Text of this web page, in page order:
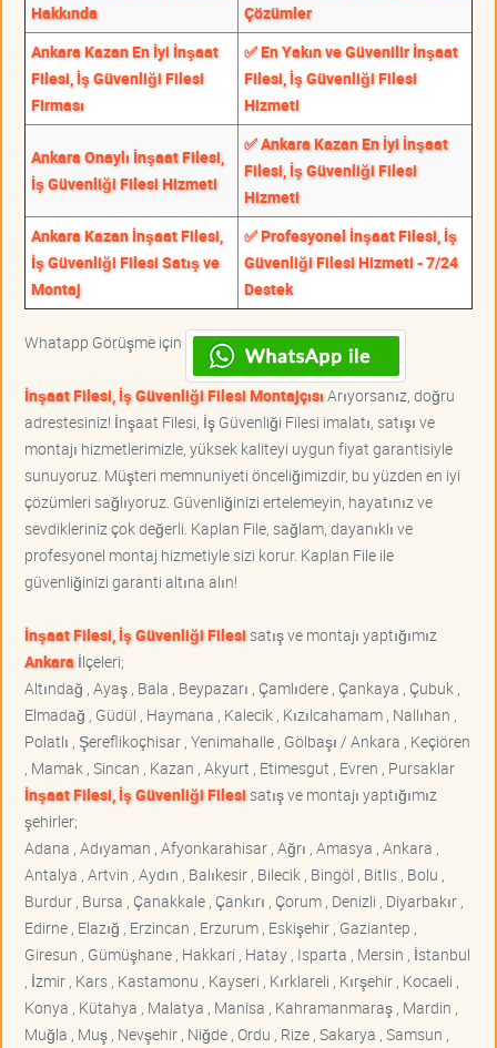
Hakkında
Çözümler
Ankara Kazan En İyi İnşaat
Filesi, İş Güvenliği Filesi
Firması
✅ En Yakın ve Güvenilir İnşaat
Filesi, İş Güvenliği Filesi
Hizmeti
Ankara Onaylı İnşaat Filesi,
İş Güvenliği Filesi Hizmeti
✅ Ankara Kazan En İyi İnşaat
Filesi, İş Güvenliği Filesi
Hizmeti
Ankara Kazan İnşaat Filesi,
İş Güvenliği Filesi Satış ve
Montaj
✅ Profesyonel İnşaat Filesi, İş
Güvenliği Filesi Hizmeti - 7/24
Destek
Whatapp Görüşme için
İnşaat Filesi, İş Güvenliği Filesi MontajçısıArıyorsanız, doğru
adrestesiniz! İnşaat Filesi, İş Güvenliği Filesi imalatı, satışı ve
montajı hizmetlerimizle, yüksek kaliteyi uygun fiyat garantisiyle
sunuyoruz. Müşteri memnuniyeti önceliğimizdir, bu yüzden en iyi
çözümleri sağlıyoruz. Güvenliğinizi ertelemeyin, hayatınız ve
sevdikleriniz çok değerli. Kaplan File, sağlam, dayanıklı ve
profesyonel montaj hizmetiyle sizi korur. Kaplan File ile
güvenliğinizi garanti altına alın!
İnşaat Filesi, İş Güvenliği Filesisatış ve montajı yaptığımız
Ankara İlçeleri;
Altındağ , Ayaş , Bala , Beypazarı , Çamlıdere , Çankaya , Çubuk ,
Elmadağ , Güdül , Haymana , Kalecik , Kızılcahamam , Nallıhan ,
Polatlı , Şereflikoçhisar , Yenimahalle , Gölbaşı / Ankara , Keçiören
, Mamak , Sincan , Kazan , Akyurt , Etimesgut , Evren , Pursaklar
İnşaat Filesi, İş Güvenliği Filesisatış ve montajı yaptığımız
şehirler;
Adana , Adıyaman , Afyonkarahisar , Ağrı , Amasya , Ankara ,
Antalya , Artvin , Aydın , Balıkesir , Bilecik , Bingöl , Bitlis , Bolu ,
Burdur , Bursa , Çanakkale , Çankırı , Çorum , Denizli , Diyarbakır ,
Edirne , Elazığ , Erzincan , Erzurum , Eskişehir , Gaziantep ,
Giresun , Gümüşhane , Hakkari , Hatay , Isparta , Mersin , İstanbul
, İzmir , Kars , Kastamonu , Kayseri , Kırklareli , Kırşehir , Kocaeli ,
Konya , Kütahya , Malatya , Manisa , Kahramanmaraş , Mardin ,
Muğla , Muş , Nevşehir , Niğde , Ordu , Rize , Sakarya , Samsun ,